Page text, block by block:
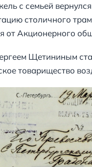
с семьей
столичного
от Акционерного
Щетининым
товарищество